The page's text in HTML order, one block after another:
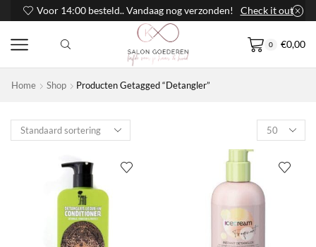
Voor 14:00 besteld.. Vandaag nog verzonden! Check it out
0 €0,00
Home Shop Producten Getagged “Detangler”
Products
per